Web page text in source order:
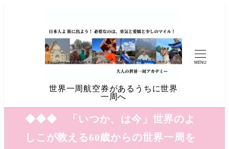
世界一周航空券があるうちに世界
一周へ
MENU
◆◆◆ 「いつか、は今」世界のよ
しこが教える60歳からの世界一周を